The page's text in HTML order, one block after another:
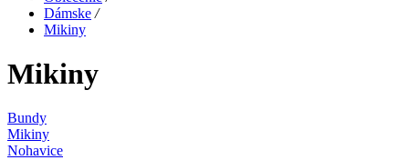
Dámske /
Mikiny
Mikiny
Bundy
Mikiny
Nohavice